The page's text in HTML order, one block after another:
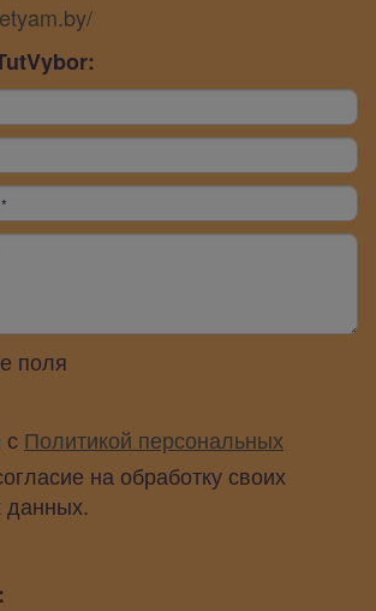
поля
с Политикой персональных
на обработку своих
данных.